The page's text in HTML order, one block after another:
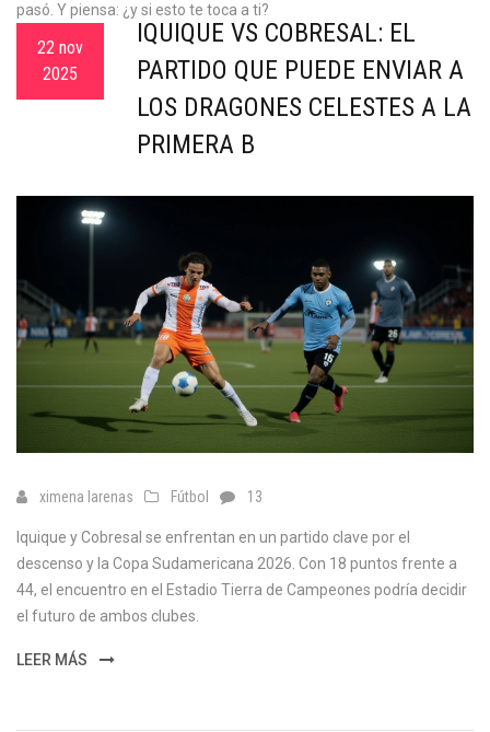
pasó. Y piensa: ¿y si esto te toca a ti?
22 nov
2025
IQUIQUE VS COBRESAL: EL
PARTIDO QUE PUEDE ENVIAR A
LOS DRAGONES CELESTES A LA
PRIMERA B
ximena larenas Fútbol 13
Iquique y Cobresal se enfrentan en un partido clave por el
descenso y la Copa Sudamericana 2026. Con 18 puntos frente a
44, el encuentro en el Estadio Tierra de Campeones podría decidir
el futuro de ambos clubes.
LEER MÁS